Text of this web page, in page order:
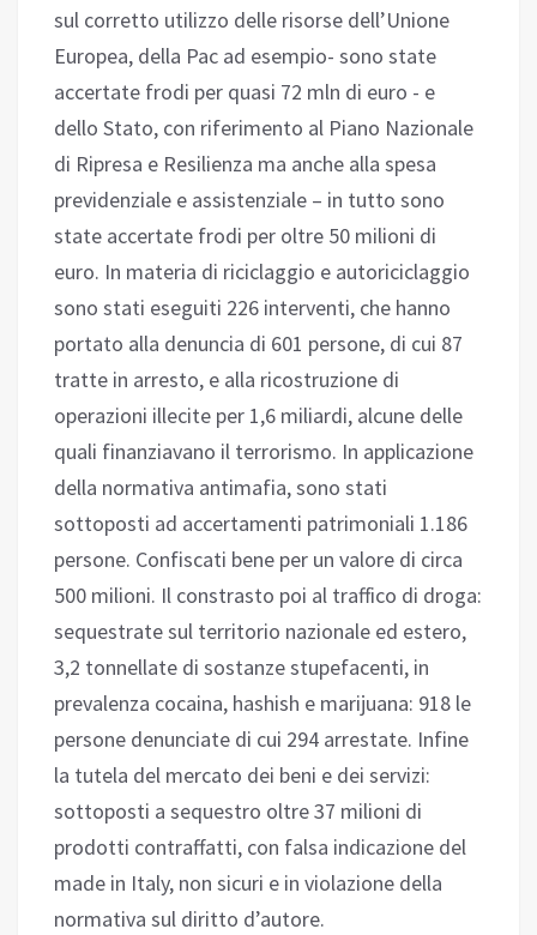
sul corretto utilizzo delle risorse dell’Unione
Europea, della Pac ad esempio- sono state
accertate frodi per quasi 72 mln di euro - e
dello Stato, con riferimento al Piano Nazionale
di Ripresa e Resilienza ma anche alla spesa
previdenziale e assistenziale – in tutto sono
state accertate frodi per oltre 50 milioni di
euro. In materia di riciclaggio e autoriciclaggio
sono stati eseguiti 226 interventi, che hanno
portato alla denuncia di 601 persone, di cui 87
tratte in arresto, e alla ricostruzione di
operazioni illecite per 1,6 miliardi, alcune delle
quali finanziavano il terrorismo. In applicazione
della normativa antimafia, sono stati
sottoposti ad accertamenti patrimoniali 1.186
persone. Confiscati bene per un valore di circa
500 milioni. Il constrasto poi al traffico di droga:
sequestrate sul territorio nazionale ed estero,
3,2 tonnellate di sostanze stupefacenti, in
prevalenza cocaina, hashish e marijuana: 918 le
persone denunciate di cui 294 arrestate. Infine
la tutela del mercato dei beni e dei servizi:
sottoposti a sequestro oltre 37 milioni di
prodotti contraffatti, con falsa indicazione del
made in Italy, non sicuri e in violazione della
normativa sul diritto d’autore.